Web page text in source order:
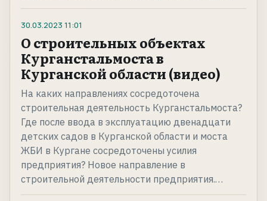
30.03.2023 11:01
О строительных объектах
Курганстальмоста в
Курганской области (видео)
На каких направлениях сосредоточена
строительная деятельность Курганстальмоста?
Где после ввода в эксплуатацию двенадцати
детских садов в Курганской области и моста
ЖБИ в Кургане сосредоточены усилия
предприятия? Новое направление в
строительной деятельности предприятия.…